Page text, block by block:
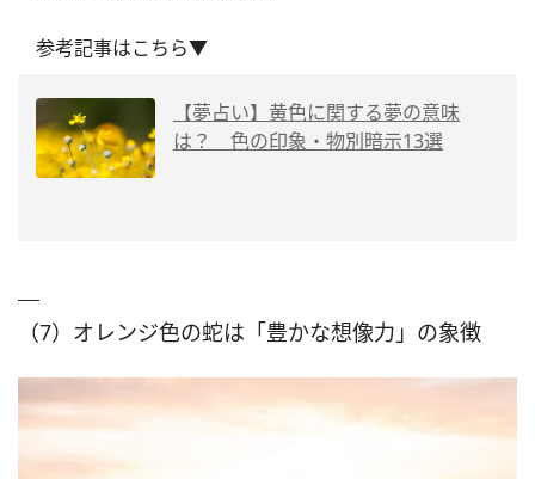
参考記事はこちら▼
【夢占い】黄色に関する夢の意味
は？ 色の印象・物別暗示13選
（7）オレンジ色の蛇は「豊かな想像力」の象徴